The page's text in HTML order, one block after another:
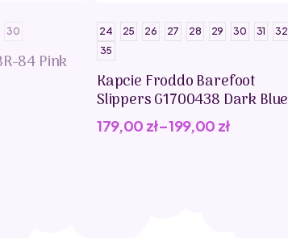
30
84 Pink
24 25 26 27 28 29 30 31 32
35
Kapcie Froddo Barefoot
Slippers G1700438 Dark Blue
179,00 zł–199,00 zł